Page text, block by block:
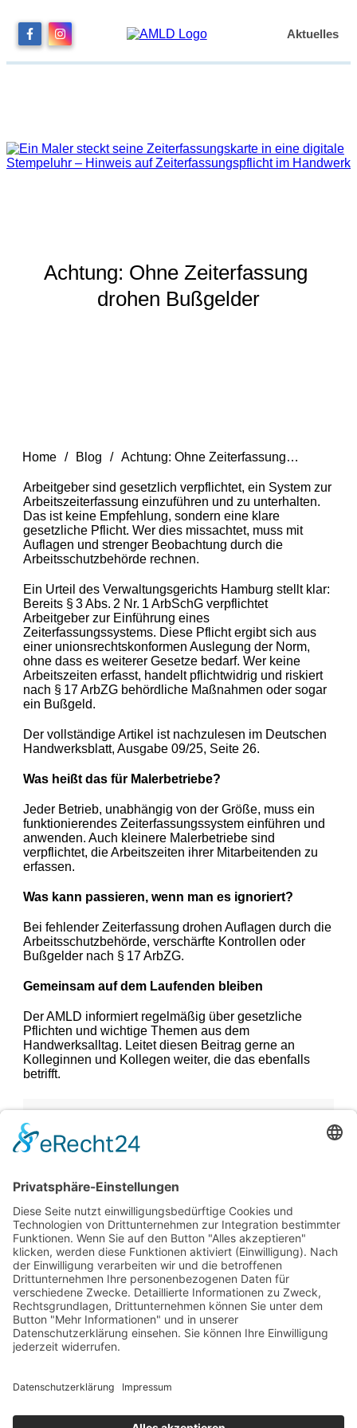
Aktuelles
Achtung: Ohne Zeiterfassung
drohen Bußgelder
Home / Blog / Achtung: Ohne Zeiterfassung drohen Bußgelder
Arbeitgeber sind gesetzlich verpflichtet, ein System zur
Arbeitszeiterfassung einzuführen und zu unterhalten.
Das ist keine Empfehlung, sondern eine klare
gesetzliche Pflicht. Wer dies missachtet, muss mit
Auflagen und strenger Beobachtung durch die
Arbeitsschutzbehörde rechnen.
Ein Urteil des Verwaltungsgerichts Hamburg stellt klar:
Bereits § 3 Abs. 2 Nr. 1 ArbSchG verpflichtet
Arbeitgeber zur Einführung eines
Zeiterfassungssystems. Diese Pflicht ergibt sich aus
einer unionsrechtskonformen Auslegung der Norm,
ohne dass es weiterer Gesetze bedarf. Wer keine
Arbeitszeiten erfasst, handelt pflichtwidrig und riskiert
nach § 17 ArbZG behördliche Maßnahmen oder sogar
ein Bußgeld.
Der vollständige Artikel ist nachzulesen im Deutschen
Handwerksblatt, Ausgabe 09/25, Seite 26.
Was heißt das für Malerbetriebe?
Jeder Betrieb, unabhängig von der Größe, muss ein
funktionierendes Zeiterfassungssystem einführen und
anwenden. Auch kleinere Malerbetriebe sind
verpflichtet, die Arbeitszeiten ihrer Mitarbeitenden zu
erfassen.
Was kann passieren, wenn man es ignoriert?
Bei fehlender Zeiterfassung drohen Auflagen durch die
Arbeitsschutzbehörde, verschärfte Kontrollen oder
Bußgelder nach § 17 ArbZG.
Gemeinsam auf dem Laufenden bleiben
Der AMLD informiert regelmäßig über gesetzliche
Pflichten und wichtige Themen aus dem
Handwerksalltag. Leitet diesen Beitrag gerne an
Kolleginnen und Kollegen weiter, die das ebenfalls
betrifft.
Nächster Artikel
info@amld-ev.de